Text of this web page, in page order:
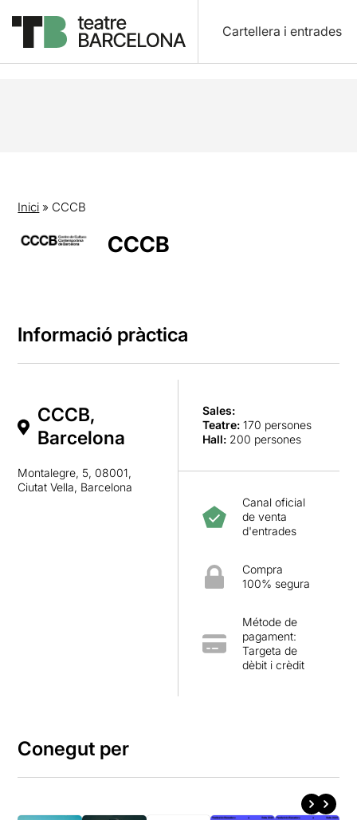
Cartellera i entrades
Inici » CCCB
CCCB
Informació pràctica
CCCB,
Barcelona
Montalegre, 5, 08001,
Ciutat Vella, Barcelona
Sales:
Teatre: 170 persones
Hall: 200 persones
Canal oficial
de venta
d'entrades
Compra
100% segura
Métode de
pagament:
Targeta de
dèbit i crèdit
Conegut per